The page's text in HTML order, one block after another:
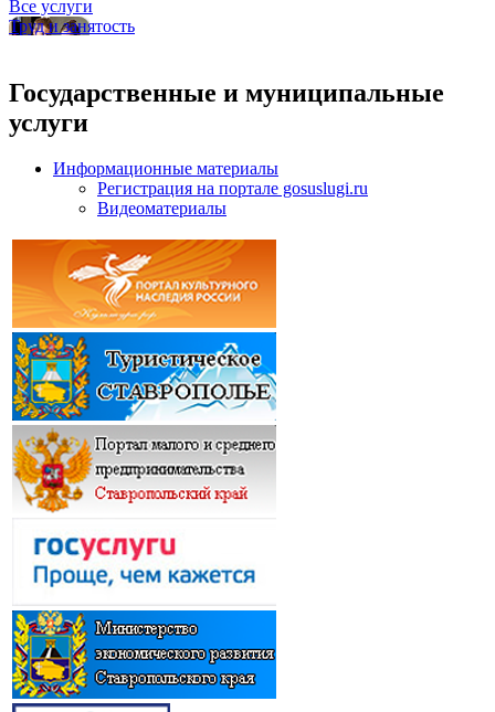
Все услуги
Труд и занятость
Государственные и муниципальные
услуги
Информационные материалы
Регистрация на портале gosuslugi.ru
Видеоматериалы